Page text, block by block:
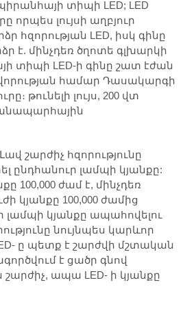
տիպի LED; LED
որպես լույսի աղբյուր
հզորության LED, իսկ գինը
է. մինչդեռ ծղոտե գլխարկի
տիպի LED-ի գինը շատ էժան
համար Դասակարգի
թունելի լույս, 200 վտ
Լավ շարժիչ հզորությունը
ընդհանուր լամպի կյանքը:
100,000 ժամ է, մինչդեռ
կյանքը 100,000 ժամից
լամպի կյանքը ապահովելու
նույնպես կարևոր
ը պետք է շարժվի մշտական
է ցածր գնով
ապա LED- ի կյանքը